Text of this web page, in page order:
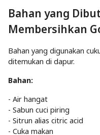
Bahan yang
Membersihkan
Bahan yang digunakan
ditemukan di dapur.
Bahan:
- Air hangat
- Sabun cuci piring
- Sitrun alias citric acid
- Cuka makan